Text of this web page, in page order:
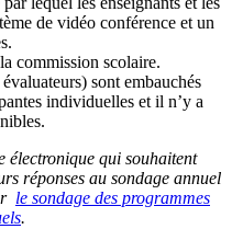
de vidéo conférence et un
commission scolaire.
sont embauchés
individuelles et il n’y a
électronique qui souhaitent
réponses au sondage annuel
le sondage des programmes
.